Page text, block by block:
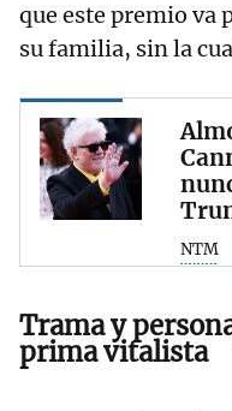
que este premio va
su familia, sin la
NTM
Trama y
prima vitalista